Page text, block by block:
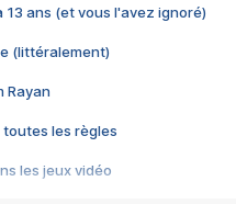
13 ans (et vous l'avez ignoré)
(littéralement)
Rayan
toutes les règles
les jeux vidéo